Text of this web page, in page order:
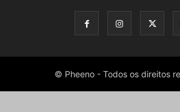
© Pheeno - Todos os direitos